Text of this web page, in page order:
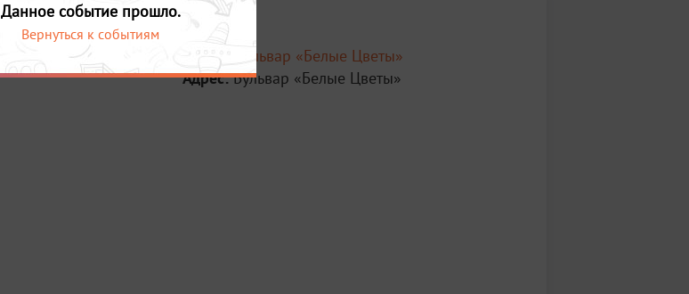
Место:
Бульвар «Белые Цветы»
Адрес:Бульвар «Белые Цветы»
Данное событие прошло.
Вернуться к событиям